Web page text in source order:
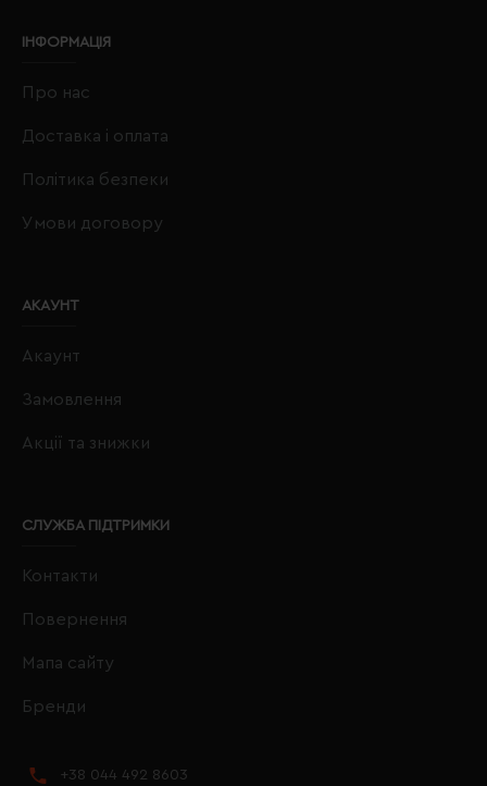
ІНФОРМАЦІЯ
Про нас
Доставка і оплата
Політика безпеки
Умови договору
АКАУНТ
Акаунт
Замовлення
Акції та знижки
СЛУЖБА ПІДТРИМКИ
Контакти
Повернення
Мапа сайту
Бренди
+38 044 492 8603